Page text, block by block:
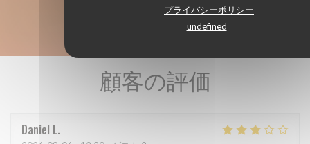
プライバシーポリシー
undefined
顧客の評価
Daniel L